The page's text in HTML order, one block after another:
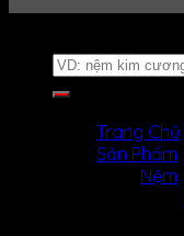
Tìm
Trang Chủ
Sản Phẩm
Nệm